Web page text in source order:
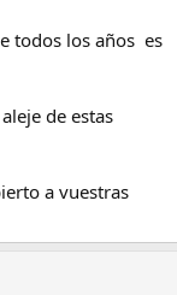
todos los años es
de estas
a vuestras